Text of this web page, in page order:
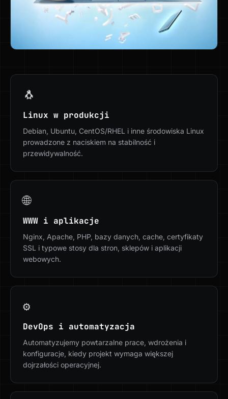
🐧
Linux w produkcji
Debian, Ubuntu, CentOS/RHEL i inne środowiska Linux
prowadzone z naciskiem na stabilność i
przewidywalność.
🌐
WWW i aplikacje
Nginx, Apache, PHP, bazy danych, cache, certyfikaty
SSL i typowe stosy dla stron, sklepów i aplikacji
webowych.
⚙️
DevOps i automatyzacja
Automatyzujemy powtarzalne prace, wdrożenia i
konfiguracje, kiedy projekt wymaga większej
dojrzałości operacyjnej.